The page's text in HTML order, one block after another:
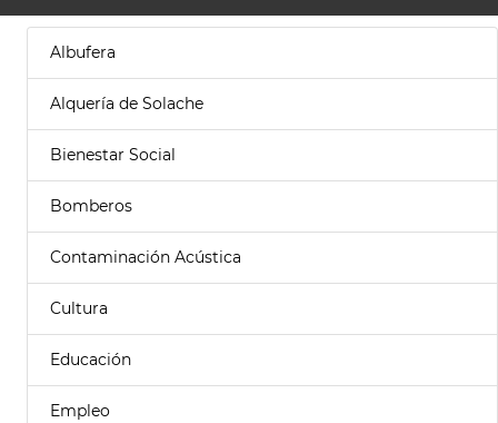
Albufera
Alquería de Solache
Bienestar Social
Bomberos
Contaminación Acústica
Cultura
Educación
Empleo